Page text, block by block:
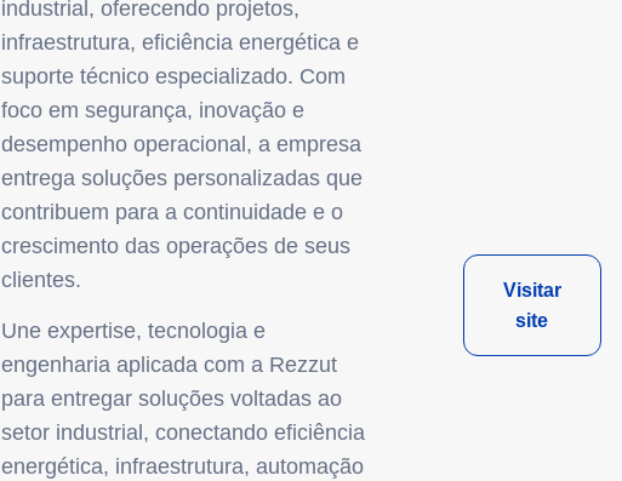
industrial, oferecendo projetos,
infraestrutura, eficiência energética e
suporte técnico especializado. Com
foco em segurança, inovação e
desempenho operacional, a empresa
entrega soluções personalizadas que
contribuem para a continuidade e o
crescimento das operações de seus
clientes.
Une expertise, tecnologia e
engenharia aplicada com a Rezzut
para entregar soluções voltadas ao
setor industrial, conectando eficiência
energética, infraestrutura, automação
Visitar
site